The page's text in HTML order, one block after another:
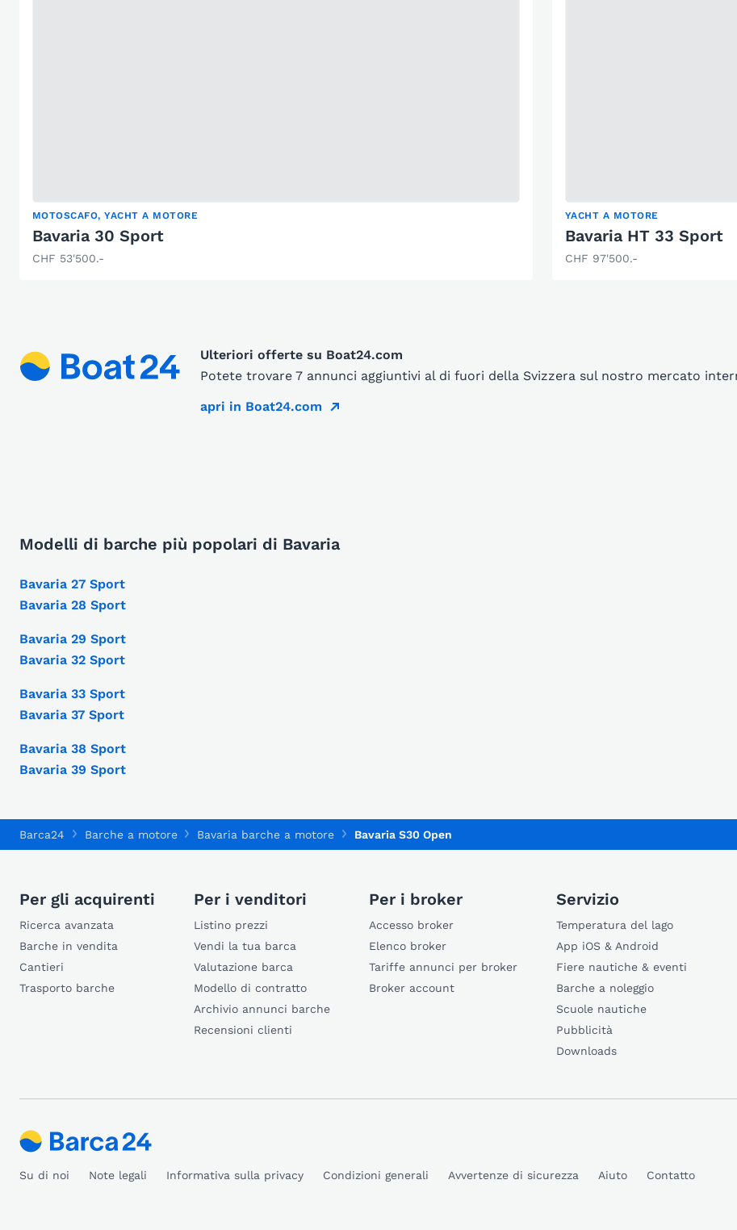
MOTOSCAFO, YACHT A MOTORE
Bavaria 30 Sport
CHF 53'500.-
YACHT A MOTORE
Bavaria HT 33 Sport
CHF 97'500.-
Ulteriori offerte su Boat24.com
Potete trovare 7 annunci aggiuntivi al di fuori della Svizzera sul nostro mercato
apri in Boat24.com
Modelli di barche più popolari di Bavaria
Bavaria 27 Sport
Bavaria 28 Sport
Bavaria 29 Sport
Bavaria 32 Sport
Bavaria 33 Sport
Bavaria 37 Sport
Bavaria 38 Sport
Bavaria 39 Sport
Barca24 Barche a motore Bavaria barche a motore Bavaria S30 Open
Per gli acquirenti
Ricerca avanzata
Barche in vendita
Cantieri
Trasporto barche
Per i venditori
Listino prezzi
Vendi la tua barca
Valutazione barca
Modello di contratto
Archivio annunci barche
Recensioni clienti
Per i broker
Accesso broker
Elenco broker
Tariffe annunci per broker
Broker account
Servizio
Temperatura del lago
App iOS & Android
Fiere nautiche & eventi
Barche a noleggio
Scuole nautiche
Pubblicità
Downloads
Su di noi Note legali Informativa sulla privacy Condizioni generali Avvertenze di sicurezza Aiuto Contatto